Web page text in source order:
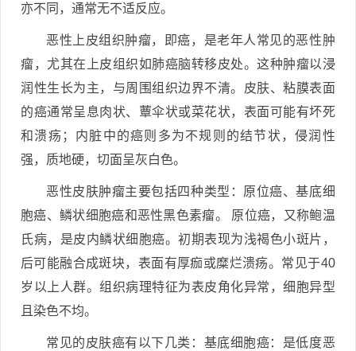
亦不同，通常无不适反应。
恶性上皮组织肿瘤，即癌，是老年人常见的恶性肿
瘤，尤其在上皮组织如肺癌脑转移皮处。这种肿瘤以浸
润性生长为主，与周围组织边界不清。皮肤、粘膜表面
的癌通常呈息肉状、蕈伞状或菜花状，表面可能有坏死
和溃疡；内脏中的癌则多为不规则的结节状，侵润性
强，质地硬，切面呈灰白色。
恶性皮肤肿瘤主要包括四种类型：原位癌、基底细
胞癌、鳞状细胞癌和恶性黑色素瘤。 原位癌，又称鲍温
氏病，是皮内鳞状细胞癌。初期表现为浅褐色小斑片，
后可能融合成斑块，表面有厚痂或糜烂溃疡。常见于40
岁以上人群。组织病理特征为表皮角化异常，细胞异型
且染色不均。
常见的皮肤癌有以下几类：基底细胞癌：是低度恶